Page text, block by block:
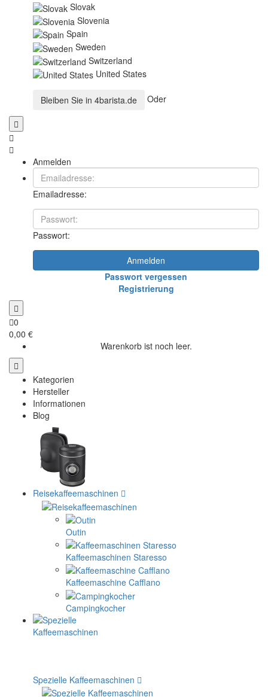
Slovak
Slovenia
Spain
Sweden
Switzerland
United States
Bleiben Sie in 4barista.de Oder
Anmelden
Emailadresse:
Passwort:
Anmelden
Passwort vergessen
Registrierung
0
0,00 €
Warenkorb ist noch leer.
Kategorien
Hersteller
Informationen
Blog
Reisekaffeemaschinen
Outin
Kaffeemaschinen Staresso
Kaffeemaschine Cafflano
Campingkocher
Spezielle Kaffeemaschinen